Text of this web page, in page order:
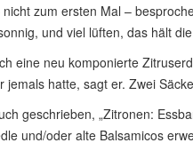
zum ersten Mal –
und viel lüften, das hält
eine neu komponierte
jemals hatte, sagt er. Zwei
geschrieben, „Zitronen:
und/oder alte Balsamicos